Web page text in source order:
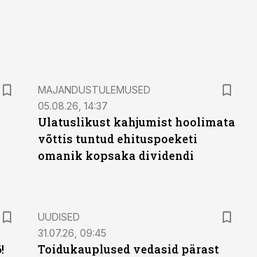
MAJANDUSTULEMUSED
05.08.26, 14:37
Ulatuslikust kahjumist hoolimata
võttis tuntud ehituspoeketi
omanik kopsaka dividendi
UUDISED
31.07.26, 09:45
Toidukauplused vedasid pärast